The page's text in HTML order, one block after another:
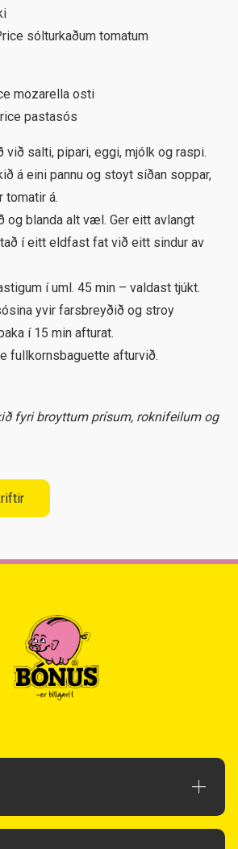
sólturkaðum tomatum
mozarella osti
pastasós
við salti, pipari, eggi, mjólk og raspi.
á eini pannu og stoyt síðan soppar,
tomatir á.
og blanda alt væl. Ger eitt avlangt
í eitt eldfast fat við eitt sindur av
í uml. 45 min – valdast tjúkt.
yvir farsbreyðið og stroy
í 15 min afturat.
fullkornsbaguette afturvið.
fyri broyttum prísum, roknifeilum og